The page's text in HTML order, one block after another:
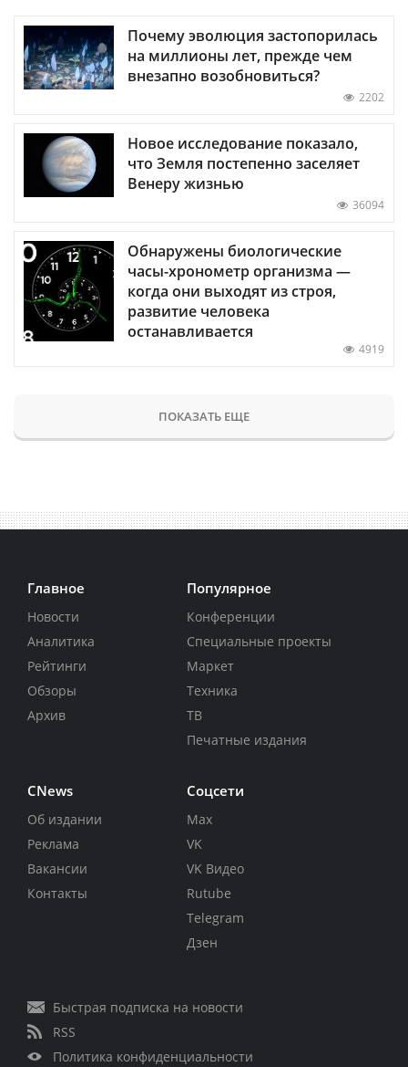
Почему эволюция застопорилась
на миллионы лет, прежде чем
внезапно возобновиться?
2202
Новое исследование показало,
что Земля постепенно заселяет
Венеру жизнью
36094
Обнаружены биологические
часы-хронометр организма —
когда они выходят из строя,
развитие человека
останавливается
4919
ПОКАЗАТЬ ЕЩЕ
Главное
Новости
Аналитика
Рейтинги
Обзоры
Архив
Популярное
Конференции
Специальные проекты
Маркет
Техника
ТВ
Печатные издания
CNews
Об издании
Реклама
Вакансии
Контакты
Соцсети
Max
VK
VK Видео
Rutube
Telegram
Дзен
Быстрая подписка на новости
RSS
Политика конфиденциальности